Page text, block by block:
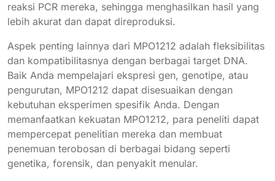
reaksi PCR mereka, sehingga menghasilkan hasil yang
lebih akurat dan dapat direproduksi.
Aspek penting lainnya dari MPO1212 adalah fleksibilitas
dan kompatibilitasnya dengan berbagai target DNA.
Baik Anda mempelajari ekspresi gen, genotipe, atau
pengurutan, MPO1212 dapat disesuaikan dengan
kebutuhan eksperimen spesifik Anda. Dengan
memanfaatkan kekuatan MPO1212, para peneliti dapat
mempercepat penelitian mereka dan membuat
penemuan terobosan di berbagai bidang seperti
genetika, forensik, dan penyakit menular.